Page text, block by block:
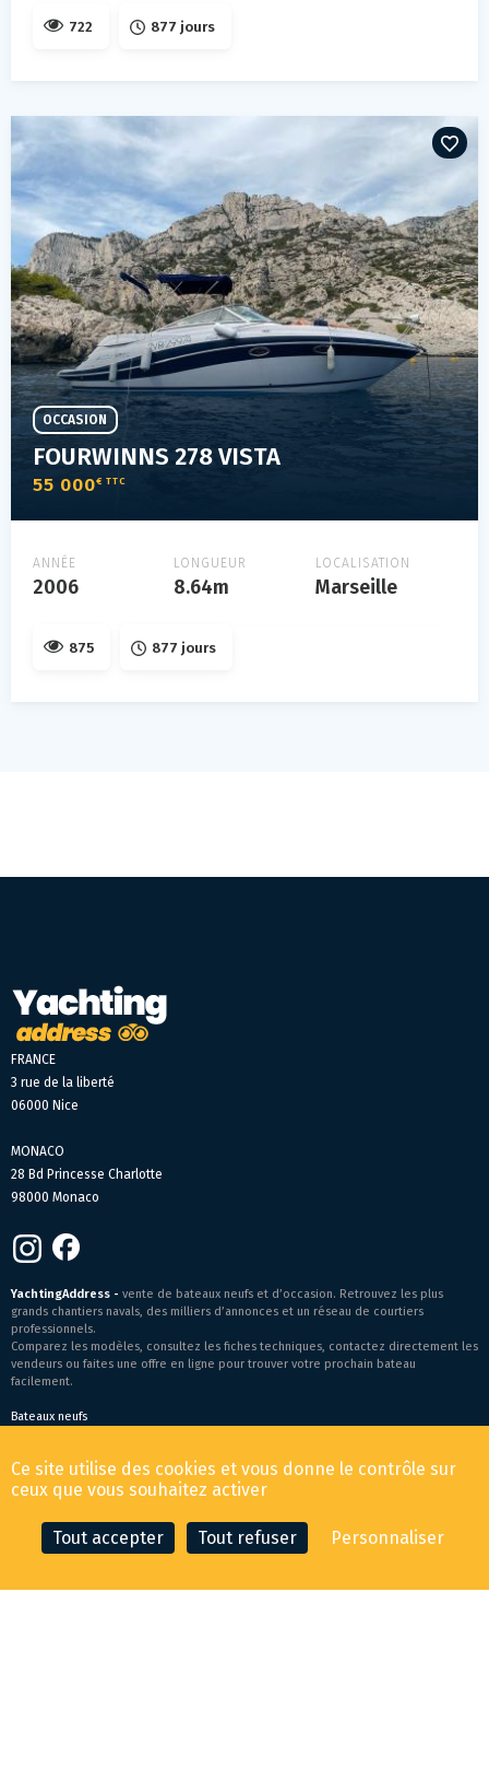
722 877 jours
FOURWINNS 278 VISTA
55 000€ TTC
OCCASION
ANNÉE
2006
LONGUEUR
8.64m
LOCALISATION
Marseille
875 877 jours
CONTACTER LE COURTIER FAIRE UNE OFFRE
FRANCE
3 rue de la liberté
06000 Nice
MONACO
28 Bd Princesse Charlotte
98000 Monaco
YachtingAddress - vente de bateaux neufs et d’occasion. Retrouvez les plus
grands chantiers navals, des milliers d’annonces et un réseau de courtiers
professionnels.
Comparez les modèles, consultez les fiches techniques, contactez directement les
vendeurs ou faites une offre en ligne pour trouver votre prochain bateau
facilement.
Bateaux neufs
© 2026 YachtingAddress.com
Ce site utilise des cookies et vous donne le contrôle sur
ceux que vous souhaitez activer
Tout accepter Tout refuser Personnaliser